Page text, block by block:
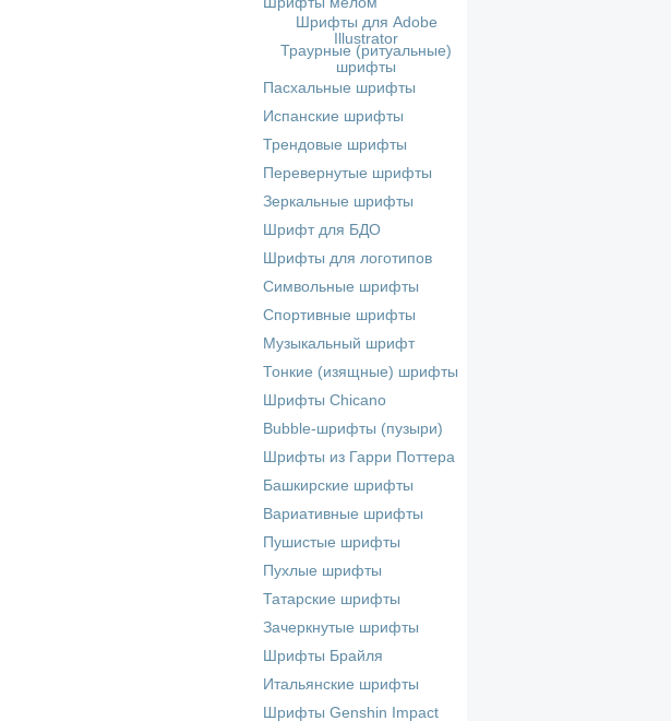
Шрифты для Adobe
Illustrator
Траурные (ритуальные)
шрифты
Пасхальные шрифты
Испанские шрифты
Трендовые шрифты
Перевернутые шрифты
Зеркальные шрифты
Шрифт для БДО
Шрифты для логотипов
Символьные шрифты
Спортивные шрифты
Музыкальный шрифт
Тонкие (изящные) шрифты
Шрифты Chicano
Bubble-шрифты (пузыри)
Шрифты из Гарри Поттера
Башкирские шрифты
Вариативные шрифты
Пушистые шрифты
Пухлые шрифты
Татарские шрифты
Зачеркнутые шрифты
Шрифты Брайля
Итальянские шрифты
Шрифты Genshin Impact